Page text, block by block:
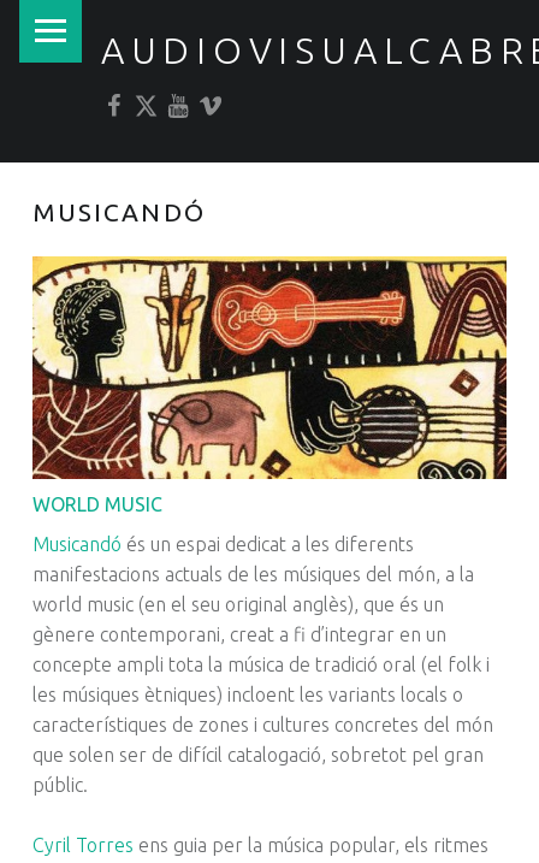
MUSICANDÓ
WORLD MUSIC
Musicandó és un espai dedicat a les diferents
manifestacions actuals de les músiques del món, a la
world music (en el seu original anglès), que és un
gènere contemporani, creat a fi d’integrar en un
concepte ampli tota la música de tradició oral (el folk i
les músiques ètniques) incloent les variants locals o
característiques de zones i cultures concretes del món
que solen ser de difícil catalogació, sobretot pel gran
públic.
Cyril Torres ens guia per la música popular, els ritmes